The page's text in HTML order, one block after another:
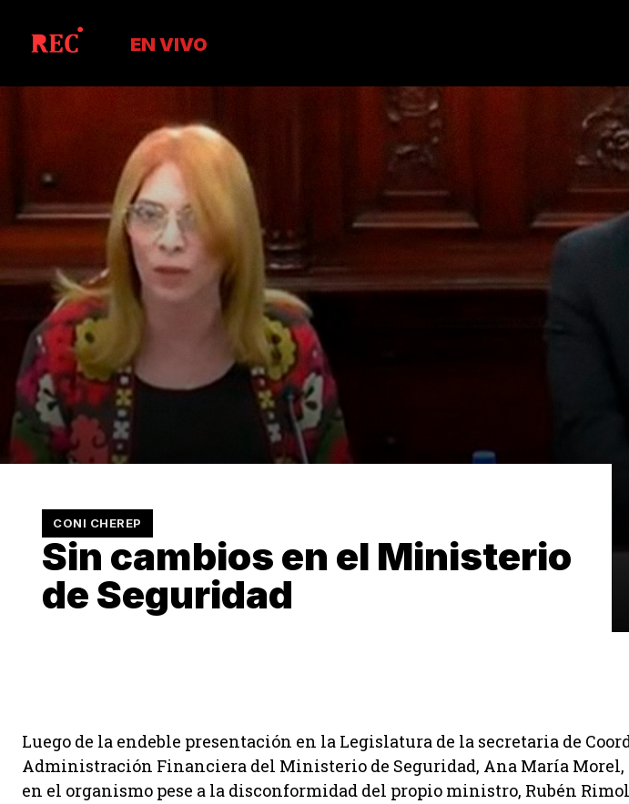
EN VIVO
CONI CHEREP
Sin cambios en el Ministerio
de Seguridad
Luego de la endeble presentación en la Legislatura de la secretaria de
Administración Financiera del Ministerio de Seguridad, Ana María Morel,
en el organismo pese a la disconformidad del propio ministro, Rubén